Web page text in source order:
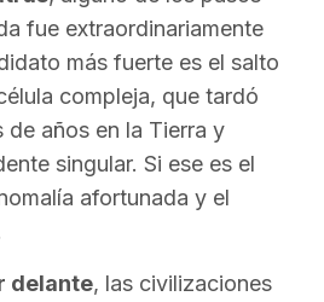
fue extraordinariamente
más fuerte es el salto
compleja, que tardó
de años en la Tierra y
singular. Si ese es el
afortunada y el
delante, las civilizaciones